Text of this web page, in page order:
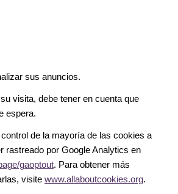
sus anuncios.
visita, debe tener en cuenta que
espera.
de la mayoría de las cookies a
rastreado por Google Analytics en
gaoptout. Para obtener más
visite www.allaboutcookies.org.